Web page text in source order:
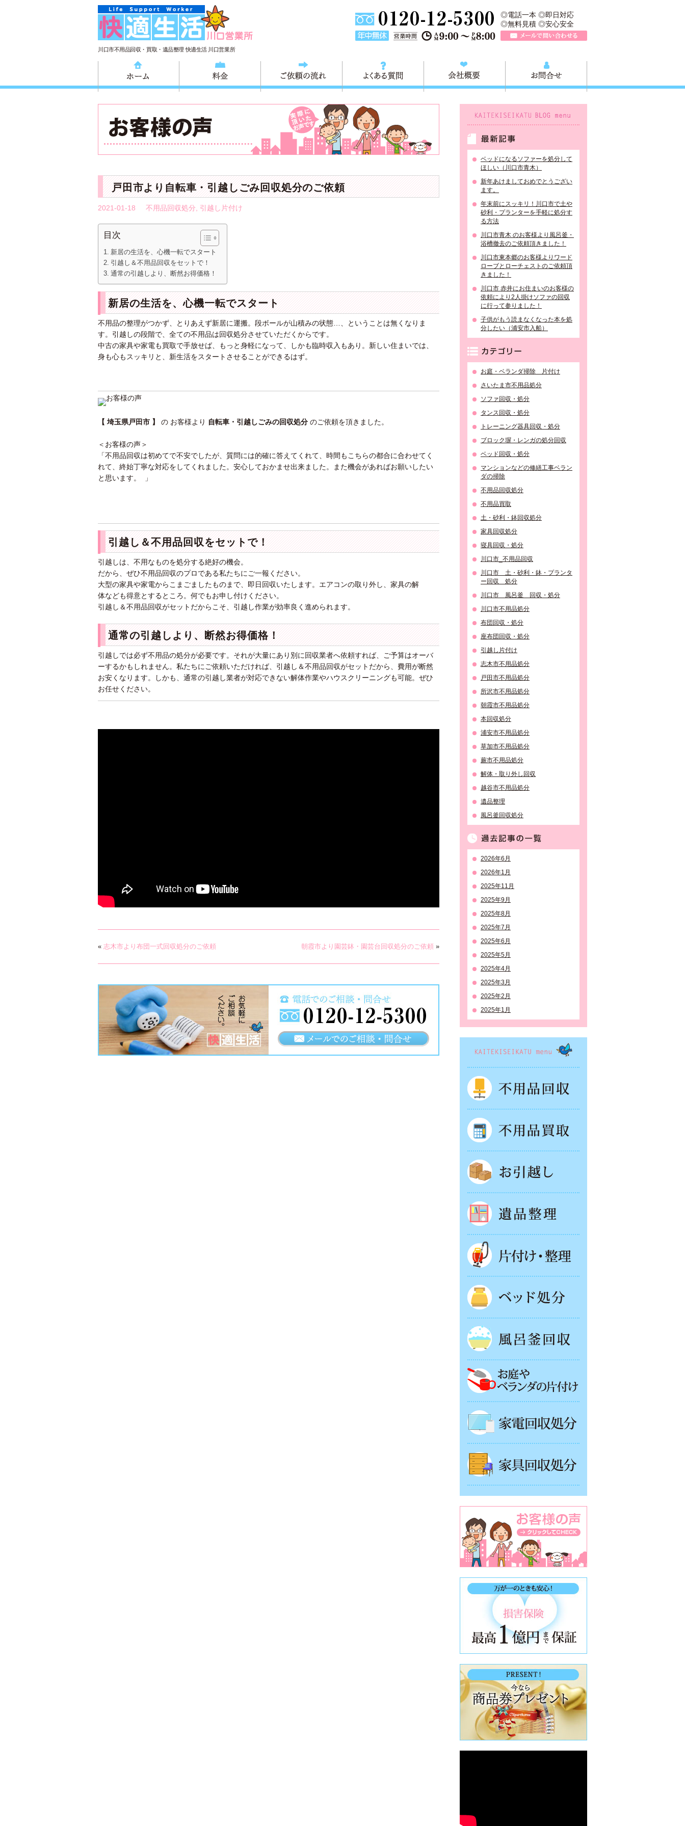
川口市不用品回収・買取・遺品整理 快適生活 川口営業所
TEL 0120-757-161（年中無休）営業時間AM9:00～
◎電話一本 ◎即日対応
◎無料見積 ◎安心安全
ご依頼の流れ よくある質問
戸田市より自転車・引越しごみ回収処分のご依頼
2021-01-18 不用品回収処分 引越し片付け
目次
新居の生活を、心機一転でスタート
引越し＆不用品回収をセットで！
通常の引越しより、断然お得価格！
新居の生活を、心機一転でスタート
不用品の整理がつかず、とりあえず新居に運搬。段ボールが山積みの状態…、ということは無くなりま
す。引越しの段階で、全ての不用品は回収処分させていただくからです。
中古の家具や家電も買取で手放せば、もっと身軽になって、しかも臨時収入もあり。新しい住まいでは、
身も心もスッキリと、新生活をスタートさせることができるはず。
【 埼玉県戸田市 】 の お客様より 自転車・引越しごみの回収処分 のご依頼を頂きました。
＜お客様の声＞
「不用品回収は初めてで不安でしたが、質問には的確に答えてくれて、時間もこちらの都合に合わせてく
れて、終始丁寧な対応をしてくれました。安心しておかませ出来ました。また機会があればお願いしたい
と思います。 」
引越し＆不用品回収をセットで！
引越しは、不用なものを処分する絶好の機会。
だから、ぜひ不用品回収のプロである私たちにご一報ください。
大型の家具や家電からこまごましたものまで、即日回収いたします。エアコンの取り外し、家具の解
体なども得意とするところ。何でもお申し付けください。
引越し＆不用品回収がセットだからこそ、引越し作業が効率良く進められます。
通常の引越しより、断然お得価格！
引越しでは必ず不用品の処分が必要です。それが大量にあり別に回収業者へ依頼すれば、ご予算はオーバ
ーするかもしれません。私たちにご依頼いただければ、引越し＆不用品回収がセットだから、費用が断然
お安くなります。しかも、通常の引越し業者が対応できない解体作業やハウスクリーニングも可能。ぜひ
お任せください。
« 志木市より布団一式回収処分のご依頼 朝霞市より園芸鉢・園芸台回収処分のご依頼 »
ベッドになるソファーを処分して
ほしい（川口市青木）
新年あけましておめでとうござい
ます。
年末前にスッキリ！川口市で土や
砂利・プランターを手軽に処分す
る方法
川口市青木 のお客様より風呂釜・
浴槽撤去のご依頼頂きました！
川口市東本郷のお客様よりワード
ローブとローチェストのご依頼頂
きました！
川口市 赤井にお住まいのお客様の
依頼により2人掛けソファの回収
に行って参りました！
子供がもう読まなくなった本を処
分したい（浦安市入船）
お庭・ベランダ掃除 片付け
さいたま市不用品処分
ソファ回収・処分
タンス回収・処分
トレーニング器具回収・処分
ブロック塀・レンガの処分回収
ベッド回収・処分
マンションなどの修繕工事ベラン
ダの掃除
不用品回収処分
不用品買取
土・砂利・鉢回収処分
家具回収処分
寝具回収・処分
川口市_不用品回収
川口市 土・砂利・鉢・プランタ
ー回収 処分
川口市 風呂釜 回収・処分
川口市不用品処分
布団回収・処分
座布団回収・処分
引越し片付け
志木市不用品処分
戸田市不用品処分
所沢市不用品処分
朝霞市不用品処分
本回収処分
浦安市不用品処分
草加市不用品処分
蕨市不用品処分
解体・取り外し回収
越谷市不用品処分
遺品整理
風呂釜回収処分
2026年6月
2026年1月
2025年11月
2025年9月
2025年8月
2025年7月
2025年6月
2025年5月
2025年4月
2025年3月
2025年2月
2025年1月